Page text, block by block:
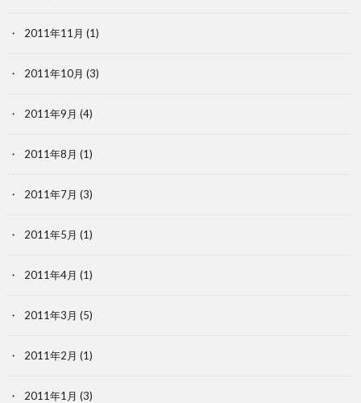
2011年11月 (1)
2011年10月 (3)
2011年9月 (4)
2011年8月 (1)
2011年7月 (3)
2011年5月 (1)
2011年4月 (1)
2011年3月 (5)
2011年2月 (1)
2011年1月 (3)